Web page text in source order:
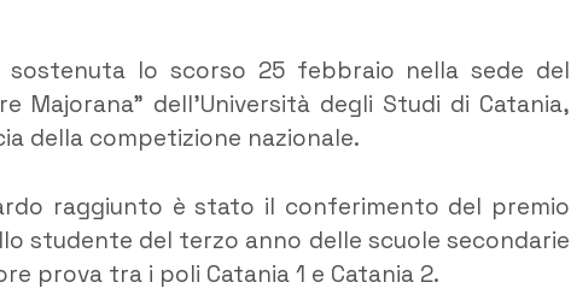
lo scorso 25 febbraio nella sede del
Majorana” dell’Università degli Studi di Catania,
della competizione nazionale.
raggiunto è stato il conferimento del premio
studente del terzo anno delle scuole secondarie
prova tra i poli Catania 1 e Catania 2.